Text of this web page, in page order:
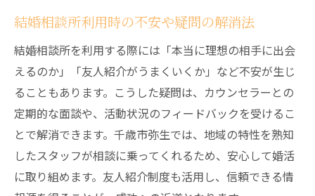
結婚相談所利用時の不安や疑問の解消法
結婚相談所を利用する際には「本当に理想の相手に出会
えるのか」「友人紹介がうまくいくか」など不安が生じ
ることもあります。こうした疑問は、カウンセラーとの
定期的な面談や、活動状況のフィードバックを受けるこ
とで解消できます。千歳市弥生では、地域の特性を熟知
したスタッフが相談に乗ってくれるため、安心して婚活
に取り組めます。友人紹介制度も活用し、信頼できる情